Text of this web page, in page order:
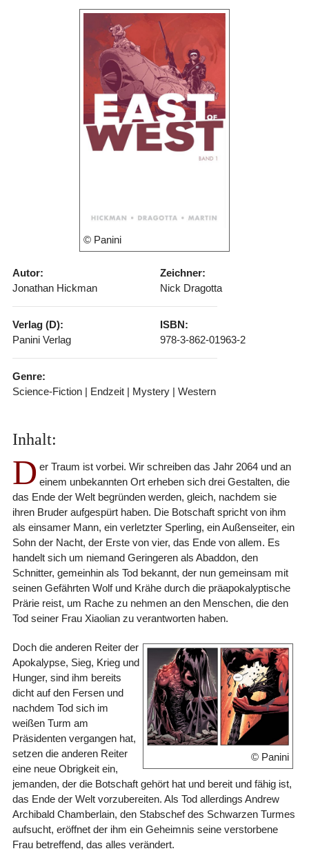
© Panini
Autor:
Jonathan Hickman
Zeichner:
Nick Dragotta
Verlag (D):
Panini Verlag
ISBN:
978-3-862-01963-2
Genre:
Science-Fiction | Endzeit | Mystery | Western
Inhalt:
D er Traum ist vorbei. Wir schreiben das Jahr 2064 und an
einem unbekannten Ort erheben sich drei Gestalten, die
das Ende der Welt begründen werden, gleich, nachdem sie
ihren Bruder aufgespürt haben. Die Botschaft spricht von ihm
als einsamer Mann, ein verletzter Sperling, ein Außenseiter, ein
Sohn der Nacht, der Erste von vier, das Ende von allem. Es
handelt sich um niemand Geringeren als Abaddon, den
Schnitter, gemeinhin als Tod bekannt, der nun gemeinsam mit
seinen Gefährten Wolf und Krähe durch die präapokalyptische
Prärie reist, um Rache zu nehmen an den Menschen, die den
Tod seiner Frau Xiaolian zu verantworten haben.
© Panini
Doch die anderen Reiter der
Apokalypse, Sieg, Krieg und
Hunger, sind ihm bereits
dicht auf den Fersen und
nachdem Tod sich im
weißen Turm am
Präsidenten vergangen hat,
setzen die anderen Reiter
eine neue Obrigkeit ein,
jemanden, der die Botschaft gehört hat und bereit und fähig ist,
das Ende der Welt vorzubereiten. Als Tod allerdings Andrew
Archibald Chamberlain, den Stabschef des Schwarzen Turmes
aufsucht, eröffnet der ihm ein Geheimnis seine verstorbene
Frau betreffend, das alles verändert.